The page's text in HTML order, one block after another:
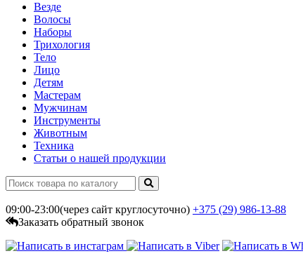
Везде
Волосы
Наборы
Трихология
Тело
Лицо
Детям
Мастерам
Мужчинам
Инструменты
Животным
Техника
Статьи о нашей продукции
09:00-23:00(через сайт круглосуточно) +375 (29) 986-13-88
Заказать обратный звонок